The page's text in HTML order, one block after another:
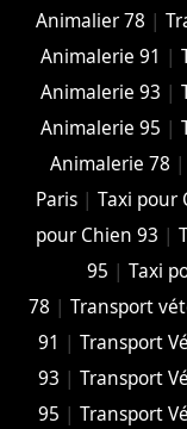
Animalier 78 |
Animalerie 91 |
Animalerie 93 |
Animalerie 95 |
Animalerie 78 |
Paris |Taxi pour
pour Chien 93 |
95 | Taxi
78 | Transport
91 | Transport
93 | Transport
95 | Transport